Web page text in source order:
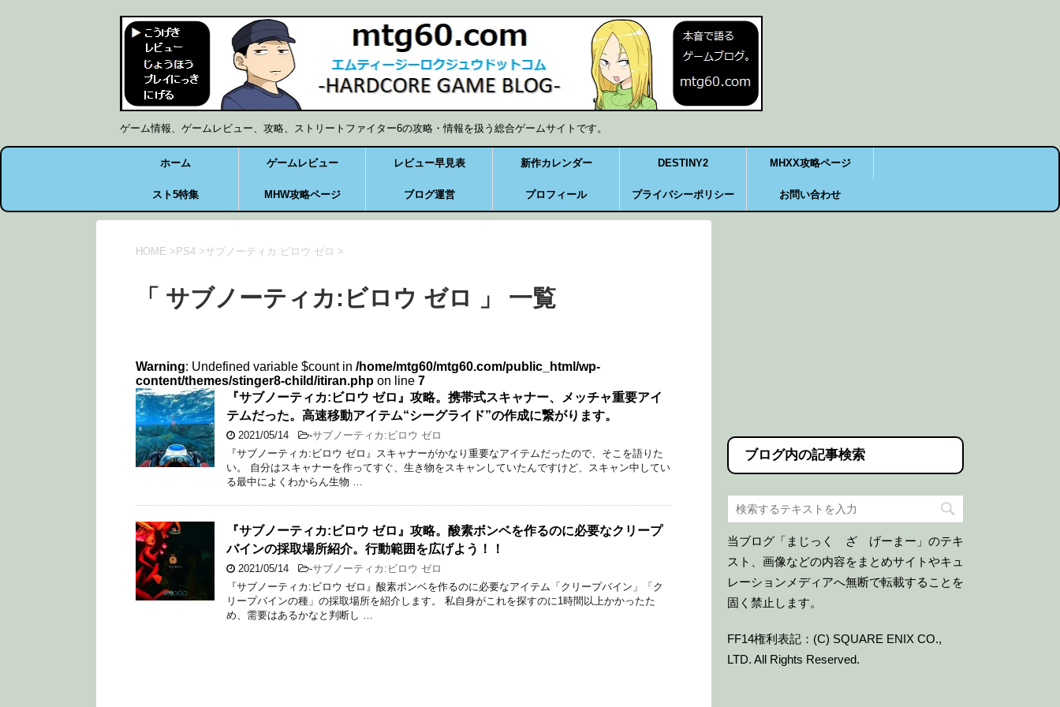
ゲーム情報、ゲームレビュー、攻略、ストリートファイター6の攻略・情報を扱う総合ゲームサイトです。
ホーム ゲームレビュー レビュー早見表 新作カレンダー DESTINY2 MHXX攻略ページ
スト5特集 MHW攻略ページ ブログ運営 プロフィール プライバシーポリシー お問い合わせ
HOME > PS4 >サブノーティカ:ビロウ ゼロ >
「 サブノーティカ:ビロウ ゼロ 」 一覧
Warning: Undefined variable $count in /home/mtg60/mtg60.com/public_html/wp-
content/themes/stinger8-child/itiran.php on line 7
『サブノーティカ:ビロウ ゼロ』攻略。携帯式スキャナー、メッチャ重要アイ
テムだった。高速移動アイテム“シーグライド”の作成に繋がります。
2021/05/14 -サブノーティカ:ビロウ ゼロ
『サブノーティカ:ビロウ ゼロ』スキャナーがかなり重要なアイテムだったので、そこを語りた
い。 自分はスキャナーを作ってすぐ、生き物をスキャンしていたんですけど、スキャン中してい
る最中によくわからん生物 …
『サブノーティカ:ビロウ ゼロ』攻略。酸素ボンベを作るのに必要なクリープ
バインの採取場所紹介。行動範囲を広げよう！！
2021/05/14 -サブノーティカ:ビロウ ゼロ
『サブノーティカ:ビロウ ゼロ』酸素ボンベを作るのに必要なアイテム「クリープバイン」「ク
リープバインの種」の採取場所を紹介します。 私自身がこれを探すのに1時間以上かかったた
め、需要はあるかなと判断し …
ブログ内の記事検索
当ブログ「まじっく ざ げーまー」のテキ
スト、画像などの内容をまとめサイトやキュ
レーションメディアへ無断で転載することを
固く禁止します。
FF14権利表記：(C) SQUARE ENIX CO.,
LTD. All Rights Reserved.